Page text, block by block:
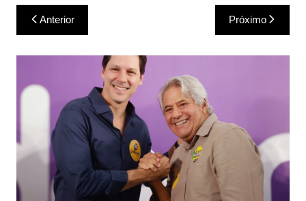
Navegação
de
Post
Anterior Próximo